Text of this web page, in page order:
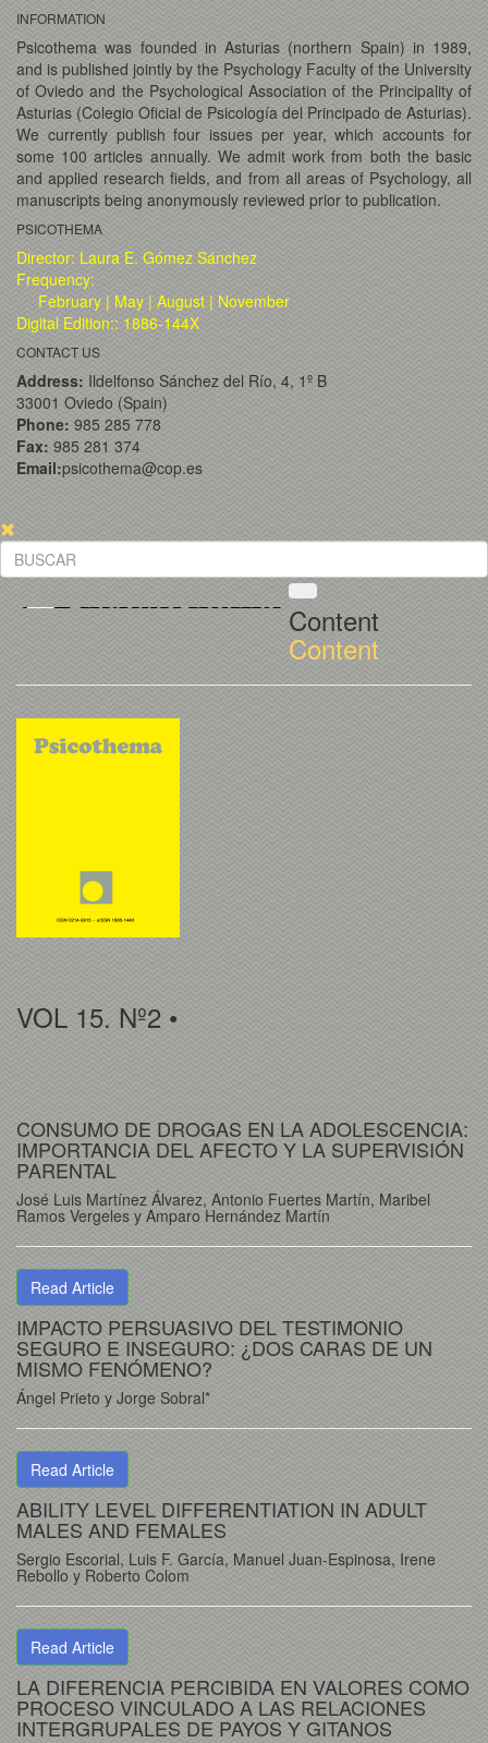
INFORMATION
Psicothema was founded in Asturias (northern Spain) in 1989,
and is published jointly by the Psychology Faculty of the University
of Oviedo and the Psychological Association of the Principality of
Asturias (Colegio Oficial de Psicología del Principado de Asturias).
We currently publish four issues per year, which accounts for
some 100 articles annually. We admit work from both the basic
and applied research fields, and from all areas of Psychology, all
manuscripts being anonymously reviewed prior to publication.
PSICOTHEMA
Director: Laura E. Gómez Sánchez
Frequency:
February | May | August | November
Digital Edition:: 1886-144X
CONTACT US
Address: Ildelfonso Sánchez del Río, 4, 1º B
33001 Oviedo (Spain)
Phone: 985 285 778
Fax: 985 281 374
Email:psicothema@cop.es
Content
Content
VOL 15. Nº2 •
CONSUMO DE DROGAS EN LA ADOLESCENCIA:
IMPORTANCIA DEL AFECTO Y LA SUPERVISIÓN
PARENTAL
José Luis Martínez Álvarez, Antonio Fuertes Martín, Maribel
Ramos Vergeles y Amparo Hernández Martín
Read Article
IMPACTO PERSUASIVO DEL TESTIMONIO
SEGURO E INSEGURO: ¿DOS CARAS DE UN
MISMO FENÓMENO?
Ángel Prieto y Jorge Sobral*
Read Article
ABILITY LEVEL DIFFERENTIATION IN ADULT
MALES AND FEMALES
Sergio Escorial, Luis F. García, Manuel Juan-Espinosa, Irene
Rebollo y Roberto Colom
Read Article
LA DIFERENCIA PERCIBIDA EN VALORES COMO
PROCESO VINCULADO A LAS RELACIONES
INTERGRUPALES DE PAYOS Y GITANOS